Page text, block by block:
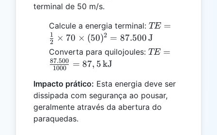
terminal de 50 m/s.
Calcule a energia terminal: TE =
\frac{1}
{2}
\times
(50)^2
=
TE =
2
1 × 70 × (50)2 = 87.500J
Converta para quilojoules: TE =
87,5 \,
\text{kJ}
TE =
1000
87.500 = 87, 5kJ
Impacto prático: Esta energia deve ser
dissipada com segurança ao pousar,
geralmente através da abertura do
paraquedas.